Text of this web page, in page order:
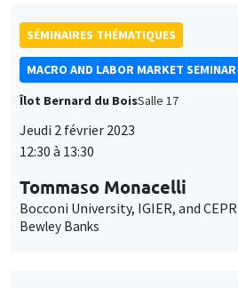
SÉMINAIRES THÉMATIQUES
MACRO AND LABOR MARKET SEMINAR
Îlot Bernard du BoisSalle 17
Jeudi 2 février 2023
12:30 à 13:30
Tommaso Monacelli
Bocconi University, IGIER, and CEPR
Bewley Banks